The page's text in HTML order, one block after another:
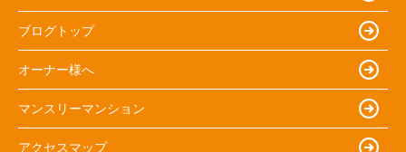
ブログトップ
オーナー様へ
マンスリーマンション
アクセスマップ